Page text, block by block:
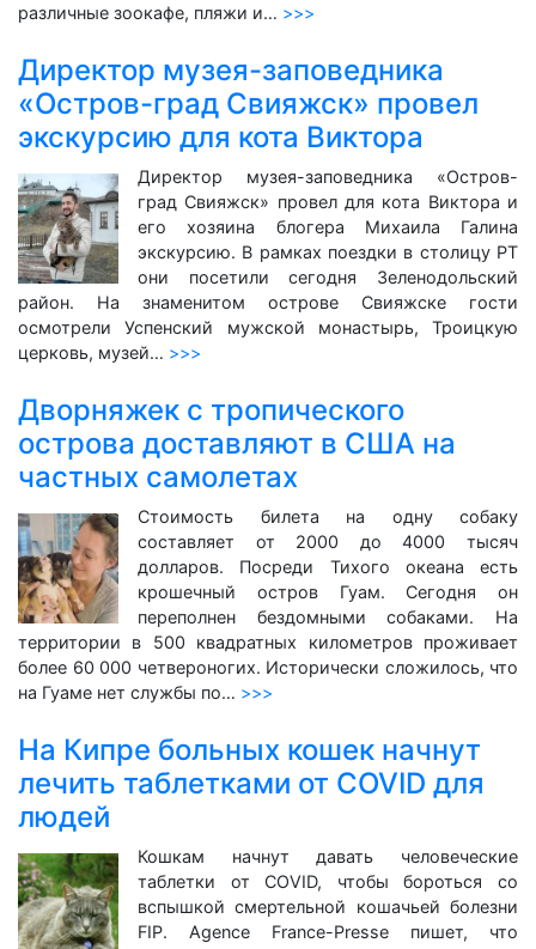
различные зоокафе, пляжи и… >>>
Директор музея-заповедника
«Остров-град Свияжск» провел
экскурсию для кота Виктора
Директор музея-заповедника «Остров-
град Свияжск» провел для кота Виктора и
его хозяина блогера Михаила Галина
экскурсию. В рамках поездки в столицу РТ
они посетили сегодня Зеленодольский
район. На знаменитом острове Свияжске гости
осмотрели Успенский мужской монастырь, Троицкую
церковь, музей… >>>
Дворняжек с тропического
острова доставляют в США на
частных самолетах
Стоимость билета на одну собаку
составляет от 2000 до 4000 тысяч
долларов. Посреди Тихого океана есть
крошечный остров Гуам. Сегодня он
переполнен бездомными собаками. На
территории в 500 квадратных километров проживает
более 60 000 четвероногих. Исторически сложилось, что
на Гуаме нет службы по… >>>
На Кипре больных кошек начнут
лечить таблетками от COVID для
людей
Кошкам начнут давать человеческие
таблетки от COVID, чтобы бороться со
вспышкой смертельной кошачьей болезни
FIP. Agence France-Presse пишет, что